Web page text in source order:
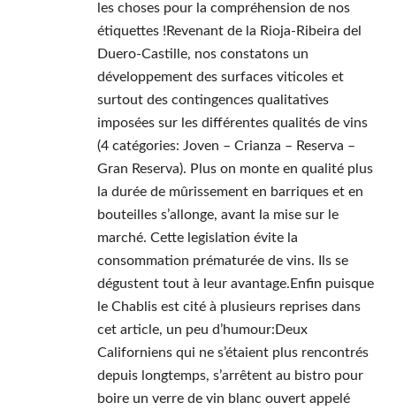
les choses pour la compréhension de nos
étiquettes !Revenant de la Rioja-Ribeira del
Duero-Castille, nos constatons un
développement des surfaces viticoles et
surtout des contingences qualitatives
imposées sur les différentes qualités de vins
(4 catégories: Joven – Crianza – Reserva –
Gran Reserva). Plus on monte en qualité plus
la durée de mûrissement en barriques et en
bouteilles s’allonge, avant la mise sur le
marché. Cette legislation évite la
consommation prématurée de vins. Ils se
dégustent tout à leur avantage.Enfin puisque
le Chablis est cité à plusieurs reprises dans
cet article, un peu d’humour:Deux
Californiens qui ne s’étaient plus rencontrés
depuis longtemps, s’arrêtent au bistro pour
boire un verre de vin blanc ouvert appelé